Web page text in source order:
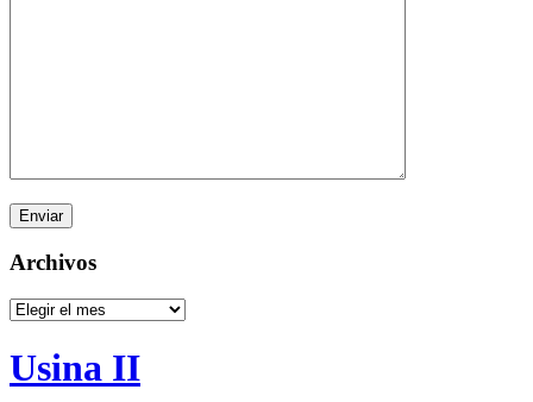
Archivos
Archivos
Usina II